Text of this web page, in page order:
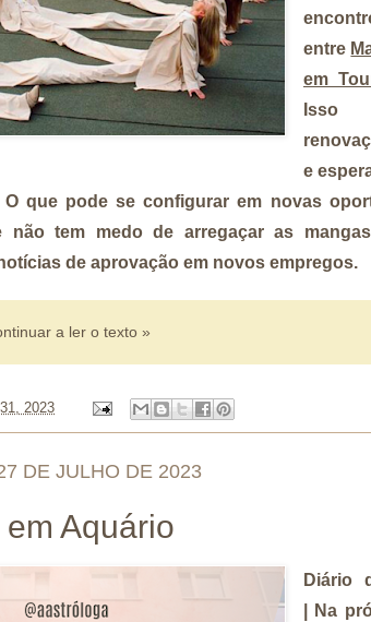
entre
em
Isso
e
que pode se configurar em novas
não tem medo de arregaçar as
de aprovação em novos empregos.
a ler o texto »
2023
DE JULHO DE 2023
Aquário
Diário
| Na